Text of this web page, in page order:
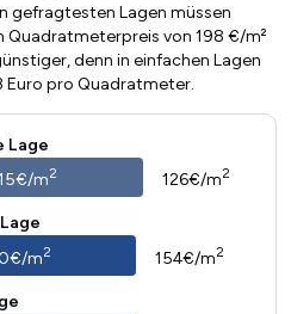
gefragtesten Lagen müssen
von 198 €/m²
denn in einfachen Lagen
Euro pro Quadratmeter.
Lage
m2 126€/m2
m2 154€/m2